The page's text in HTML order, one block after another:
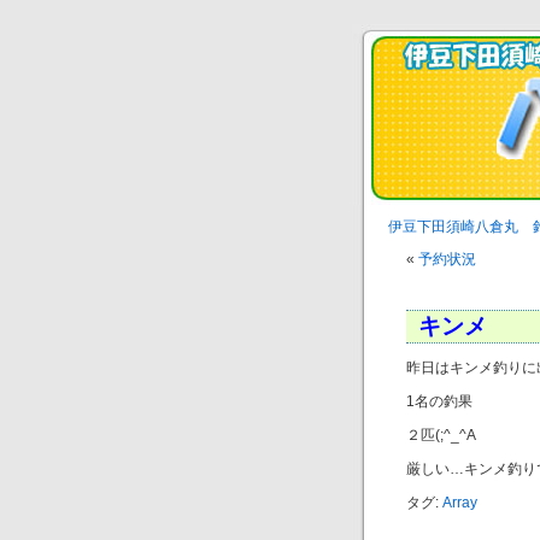
伊豆下田須崎八倉丸
« 予約状況
キンメ
昨日はキンメ釣りに
1名の釣果
２匹(;^_^A
厳しい…キンメ釣り
タグ: Array